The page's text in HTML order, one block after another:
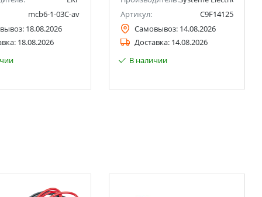
mcb6-1-03C-av
18.08.2026
18.08.2026
Артикул:
C9F14125
Самовывоз: 14.08.2026
Доставка: 14.08.2026
В наличии